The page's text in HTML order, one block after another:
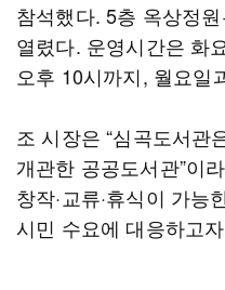
참석했다. 5층 옥상정
열렸다. 운영시간은 화
오후 10시까지, 월요일
조 시장은 “심곡도서관
개관한 공공도서관”이
창작·교류·휴식이 가
시민 수요에 대응하고